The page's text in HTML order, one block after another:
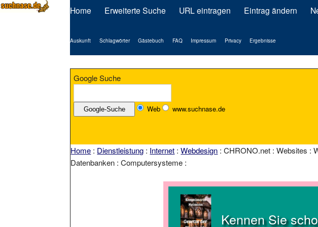
Home Erweiterte Suche URL eintragen Eintrag ändern
Auskunft Schlagwörter Gästebuch FAQ Impressum Privacy Ergebnisse
Google Suche
Web www.suchnase.de
Home : Dienstleistung : Internet :Webdesign : CHRONO.net : Websites :
Datenbanken : Computersysteme :
Kennen Sie